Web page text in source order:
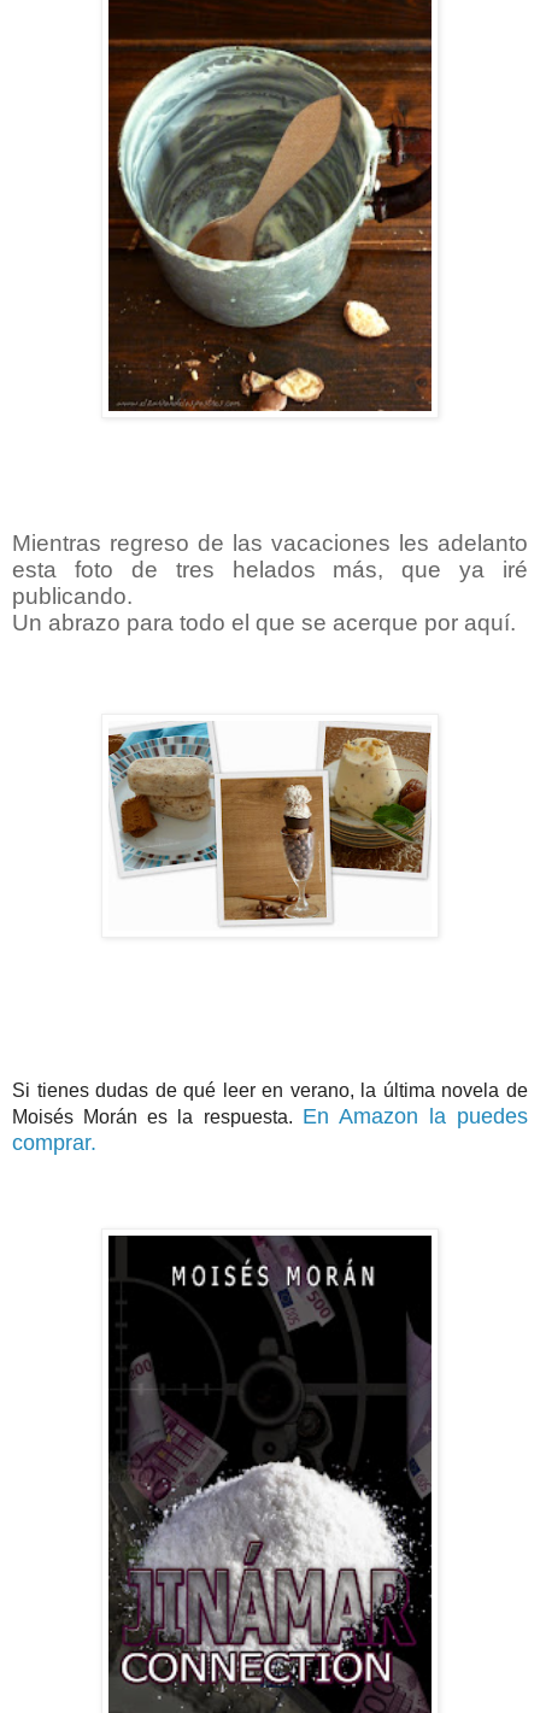
Mientras regreso de las vacaciones les adelanto
esta foto de tres helados más, que ya iré
publicando.
Un abrazo para todo el que se acerque por aquí.
Si tienes dudas de qué leer en verano, la última novela de
Moisés Morán es la respuesta. En Amazon la puedes
comprar.